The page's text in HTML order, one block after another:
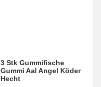
3 Stk Gummifische
Gummi Aal Angel Köder
Hecht